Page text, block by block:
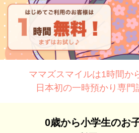
ママズスマイルは1時間か
日本初の一時預かり専門
0歳から小学生のお